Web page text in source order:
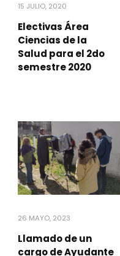
15 JULIO, 2020
Electivas Área
Ciencias de la
Salud para el 2do
semestre 2020
26 MAYO, 2023
Llamado de un
cargo de Ayudante